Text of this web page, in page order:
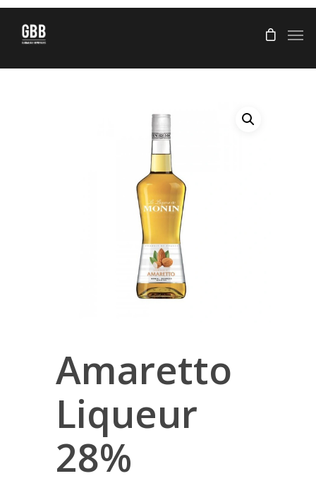
Amaretto
Liqueur
28%